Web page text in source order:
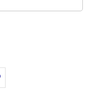
sur Instagram